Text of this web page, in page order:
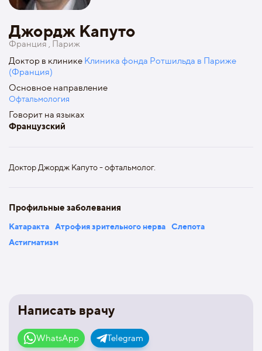
Написать врачу
WhatsApp Telegram
Джордж Капуто
Франция , Париж
Доктор в клинике Клиника фонда Ротшильда в Париже
(Франция)
Основное направление
Офтальмология
Говорит на языках
Французский
Доктор Джордж Капуто - офтальмолог.
Профильные заболевания
Катаракта Атрофия зрительного нерва Слепота
Астигматизм